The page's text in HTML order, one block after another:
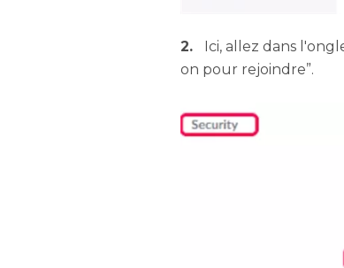
2.
Ici, allez dans
on pour rejoindre”.